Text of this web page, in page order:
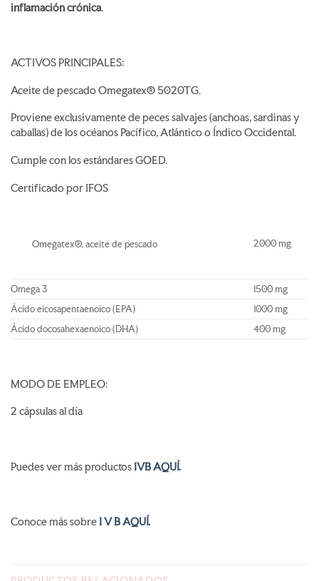
inflamación crónica.
ACTIVOS PRINCIPALES:
Aceite de pescado Omegatex® 5020TG.
Proviene exclusivamente de peces salvajes (anchoas, sardinas y
caballas) de los océanos Pacífico, Atlántico o Índico Occidental.
Cumple con los estándares GOED.
Certificado por IFOS
Omegatex®, aceite de pescado 2000 mg
Omega 3
1500 mg
Ácido eicosapentaenoico (EPA)
1000 mg
Ácido docosahexaenoico (DHA)
400 mg
MODO DE EMPLEO:
2 cápsulas al día
Puedes ver más productos IVB AQUÍ.
Conoce más sobre I V B AQUÍ.